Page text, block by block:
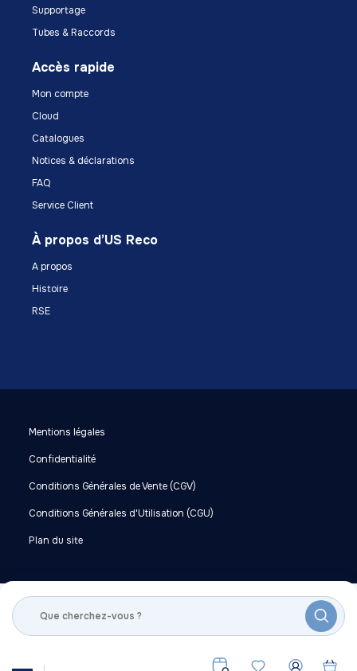
Supportage
Tubes & Raccords
Accès rapide
Mon compte
Cloud
Catalogues
Notices & déclarations
FAQ
Service Client
À propos d’US Reco
A propos
Histoire
RSE
Mentions légales
Confidentialité
Conditions Générales de Vente (CGV)
Conditions Générales d'Utilisation (CGU)
Plan du site